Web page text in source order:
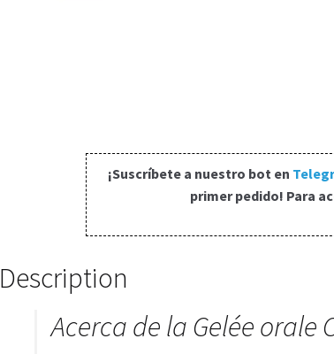
¡Suscríbete a nuestro bot en
primer pedido! Para
Description
Acerca de la Gelée orale